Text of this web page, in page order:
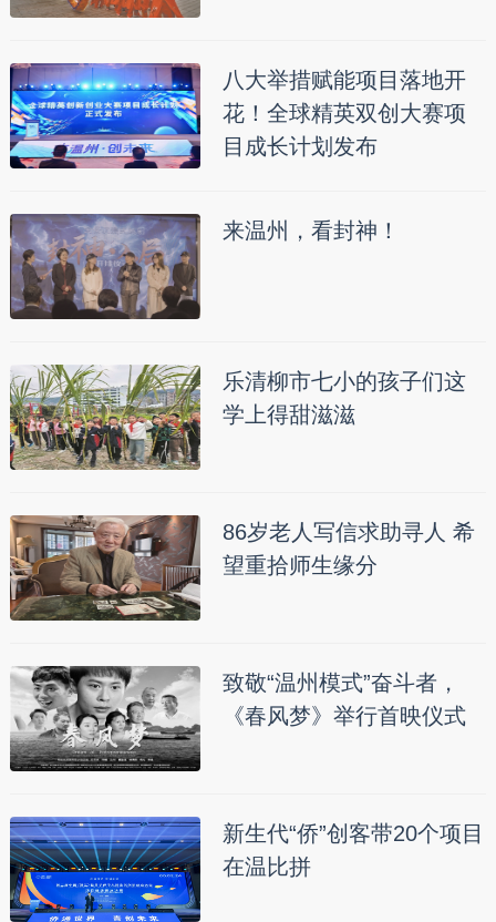
八大举措赋能项目落地开
花！全球精英双创大赛项
目成长计划发布
来温州，看封神！
乐清柳市七小的孩子们这
学上得甜滋滋
86岁老人写信求助寻人 希
望重拾师生缘分
致敬“温州模式”奋斗者，
《春风梦》举行首映仪式
新生代“侨”创客带20个项目
在温比拼